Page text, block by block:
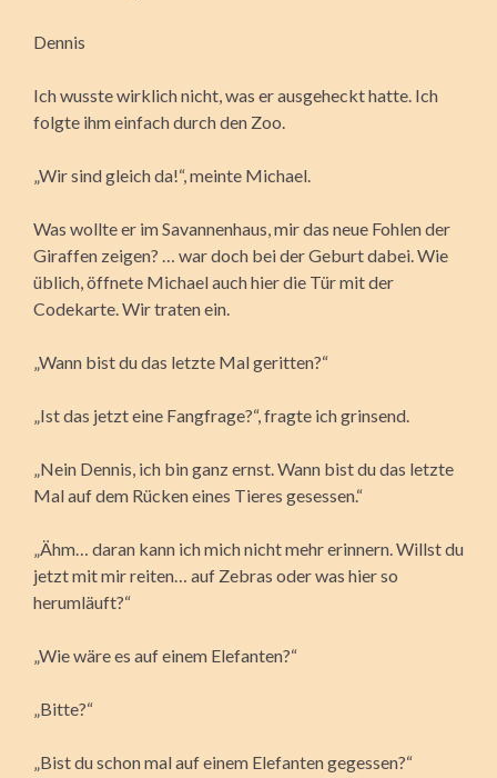
Dennis
Ich wusste wirklich nicht, was er ausgeheckt hatte. Ich
folgte ihm einfach durch den Zoo.
„Wir sind gleich da!“, meinte Michael.
Was wollte er im Savannenhaus, mir das neue Fohlen der
Giraffen zeigen? … war doch bei der Geburt dabei. Wie
üblich, öffnete Michael auch hier die Tür mit der
Codekarte. Wir traten ein.
„Wann bist du das letzte Mal geritten?“
„Ist das jetzt eine Fangfrage?“, fragte ich grinsend.
„Nein Dennis, ich bin ganz ernst. Wann bist du das letzte
Mal auf dem Rücken eines Tieres gesessen.“
„Ähm… daran kann ich mich nicht mehr erinnern. Willst du
jetzt mit mir reiten… auf Zebras oder was hier so
herumläuft?“
„Wie wäre es auf einem Elefanten?“
„Bitte?“
„Bist du schon mal auf einem Elefanten gegessen?“